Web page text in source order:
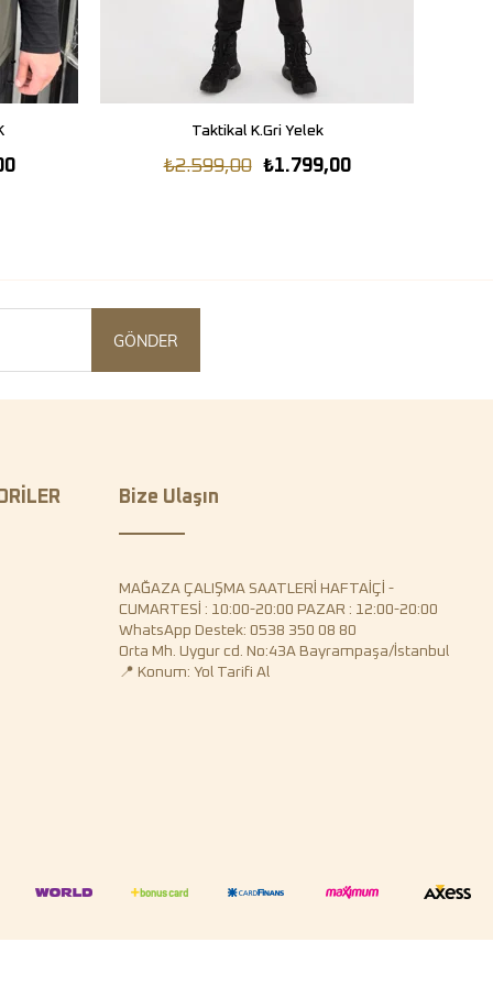
SEPETE EKLE
Taktikal K.Gri Yelek
₺1.799,00
₺2.599,00
GÖNDER
Bize Ulaşın
MAĞAZA ÇALIŞMA SAATLERİ HAFTAİÇİ -
CUMARTESİ : 10:00-20:00 PAZAR : 12:00-20:00
WhatsApp Destek: 0538 350 08 80
Orta Mh. Uygur cd. No:43A Bayrampaşa/İstanbul
📍 Konum: Yol Tarifi Al